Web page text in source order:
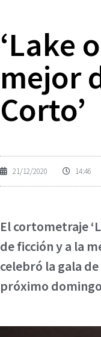
‘Lake
mejor
Corto’
21/12/2020 14:46
El cortometraje
de ficción y a la
celebró la gala
próximo